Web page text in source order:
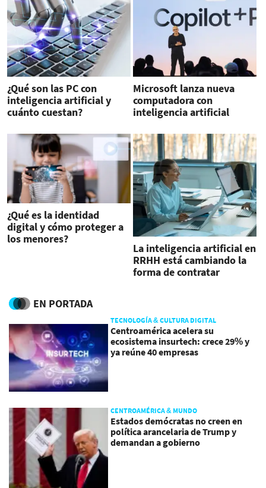
¿Qué son las PC con
inteligencia artificial y
cuánto cuestan?
Microsoft lanza nueva
computadora con
inteligencia artificial
¿Qué es la identidad
digital y cómo proteger a
los menores?
La inteligencia artificial en
RRHH está cambiando la
forma de contratar
EN PORTADA
TECNOLOGÍA & CULTURA DIGITAL
Centroamérica acelera su
ecosistema insurtech: crece 29% y
ya reúne 40 empresas
CENTROAMÉRICA & MUNDO
Estados demócratas no creen en
política arancelaria de Trump y
demandan a gobierno